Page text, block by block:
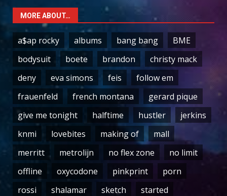
MORE ABOUT…
a$ap rocky albums bang bang
BME
bodysuit
boete brandon
christy mack
deny
eva simons feis
follow em
frauenfeld
french montana
gerard pique
give me tonight
halftime hustler
jerkins
knmi
lovebites making of
mall
merritt
metrolijn no flex zone
no limit
offline
oxycodone pinkprint
porn
rossi
shalamar sketch started